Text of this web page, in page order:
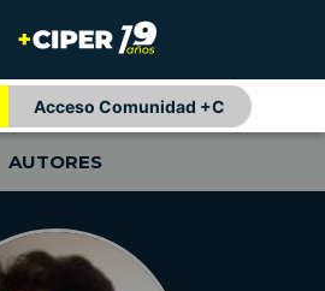
Acceso Comunidad +C
AUTORES